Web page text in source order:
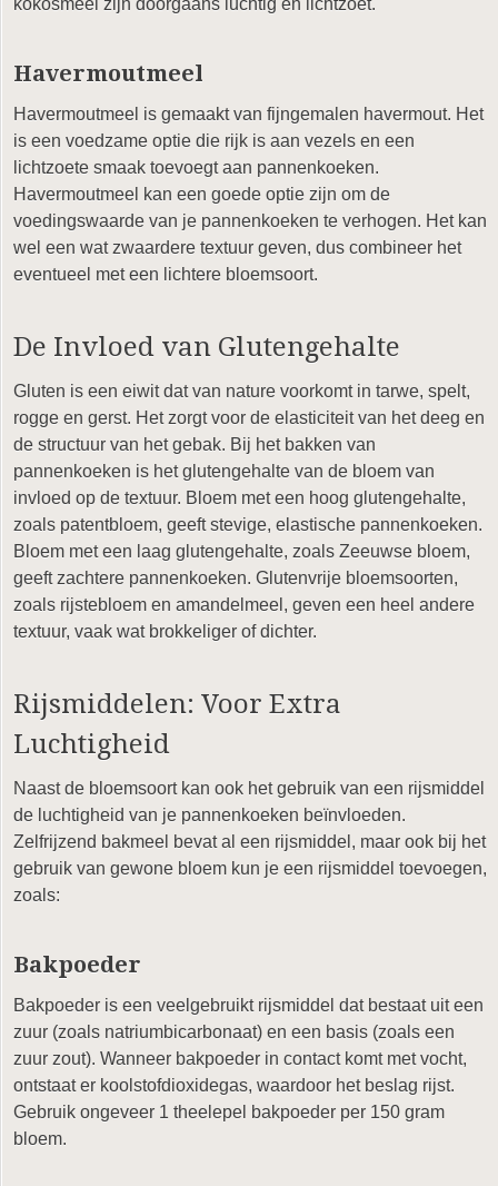
kokosmeel zijn doorgaans luchtig en lichtzoet.
Havermoutmeel
Havermoutmeel is gemaakt van fijngemalen havermout. Het
is een voedzame optie die rijk is aan vezels en een
lichtzoete smaak toevoegt aan pannenkoeken.
Havermoutmeel kan een goede optie zijn om de
voedingswaarde van je pannenkoeken te verhogen. Het kan
wel een wat zwaardere textuur geven, dus combineer het
eventueel met een lichtere bloemsoort.
De Invloed van Glutengehalte
Gluten is een eiwit dat van nature voorkomt in tarwe, spelt,
rogge en gerst. Het zorgt voor de elasticiteit van het deeg en
de structuur van het gebak. Bij het bakken van
pannenkoeken is het glutengehalte van de bloem van
invloed op de textuur. Bloem met een hoog glutengehalte,
zoals patentbloem, geeft stevige, elastische pannenkoeken.
Bloem met een laag glutengehalte, zoals Zeeuwse bloem,
geeft zachtere pannenkoeken. Glutenvrije bloemsoorten,
zoals rijstebloem en amandelmeel, geven een heel andere
textuur, vaak wat brokkeliger of dichter.
Rijsmiddelen: Voor Extra
Luchtigheid
Naast de bloemsoort kan ook het gebruik van een rijsmiddel
de luchtigheid van je pannenkoeken beïnvloeden.
Zelfrijzend bakmeel bevat al een rijsmiddel, maar ook bij het
gebruik van gewone bloem kun je een rijsmiddel toevoegen,
zoals:
Bakpoeder
Bakpoeder is een veelgebruikt rijsmiddel dat bestaat uit een
zuur (zoals natriumbicarbonaat) en een basis (zoals een
zuur zout). Wanneer bakpoeder in contact komt met vocht,
ontstaat er koolstofdioxidegas, waardoor het beslag rijst.
Gebruik ongeveer 1 theelepel bakpoeder per 150 gram
bloem.